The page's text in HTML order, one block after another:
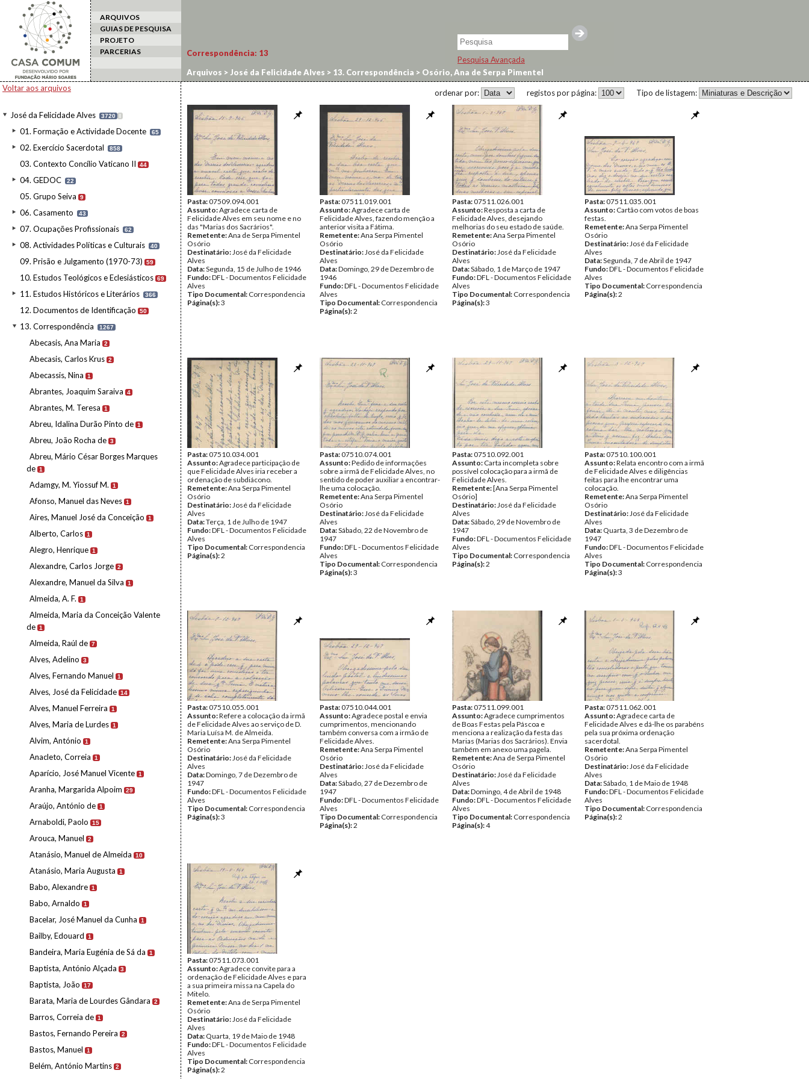
ARQUIVOS
GUIAS DE PESQUISA
PROJETO
PARCERIAS
Pesquisa Avançada
Voltar aos arquivos
José da Felicidade Alves 3720 I
01. Formação e Actividade Docente 65
02. Exercício Sacerdotal 858
03. Contexto Concílio Vaticano II 44
04. GEDOC 22
05. Grupo Seiva 9
06. Casamento 43
07. Ocupações Profissionais 62
08. Actividades Políticas e Culturais 40
09. Prisão e Julgamento (1970-73) 59
10. Estudos Teológicos e Eclesiásticos 69
11. Estudos Históricos e Literários 366
12. Documentos de Identificação 50
13. Correspondência 1267
Abecasis, Ana Maria 2
Abecasis, Carlos Krus 2
Abecassis, Nina 1
Abrantes, Joaquim Saraiva 4
Abrantes, M. Teresa 1
Abreu, Idalina Durão Pinto de 1
Abreu, João Rocha de 3
Abreu, Mário César Borges Marques
de 1
Adamgy, M. Yiossuf M. 1
Afonso, Manuel das Neves 1
Aires, Manuel José da Conceição 1
Alberto, Carlos 1
Alegro, Henrique 1
Alexandre, Carlos Jorge 2
Alexandre, Manuel da Silva 1
Almeida, A. F. 1
Almeida, Maria da Conceição Valente
de 1
Almeida, Raúl de 7
Alves, Adelino 3
Alves, Fernando Manuel 1
Alves, José da Felicidade 14
Alves, Manuel Ferreira 1
Alves, Maria de Lurdes 1
Alvim, António 1
Anacleto, Correia 1
Aparício, José Manuel Vicente 1
Aranha, Margarida Alpoim 29
Araújo, António de 1
Arnaboldi, Paolo 15
Arouca, Manuel 2
Atanásio, Manuel de Almeida 10
Atanásio, Maria Augusta 1
Babo, Alexandre 1
Babo, Arnaldo 1
Bacelar, José Manuel da Cunha 1
Bailby, Edouard 1
Bandeira, Maria Eugénia de Sá da 1
Baptista, António Alçada 3
Baptista, João 17
Barata, Maria de Lourdes Gândara 2
Barros, Correia de 1
Bastos, Fernando Pereira 2
Bastos, Manuel 1
Belém, António Martins 2
Correspondência: 13
Arquivos > José da Felicidade Alves > 13. Correspondência > Osório, Ana de Serpa Pimentel
Tipo de listagem:
registos por página:
ordenar por:
Pasta:07509.094.001
Assunto:Agradece carta de
Felicidade Alves em seu nome e no
das "Marias dos Sacrários".
Remetente:Ana de Serpa Pimentel
Osório
Destinatário:José da Felicidade
Alves
Data:Segunda, 15 de Julho de 1946
Fundo:DFL - Documentos Felicidade
Alves
Tipo Documental: Correspondencia
Página(s):3
Pasta:07511.019.001
Assunto:Agradece carta de
Felicidade Alves, fazendo menção a
anterior visita a Fátima.
Remetente:Ana Serpa Pimentel
Osório
Destinatário:José da Felicidade
Alves
Data:Domingo, 29 de Dezembro de
1946
Fundo:DFL - Documentos Felicidade
Alves
Tipo Documental: Correspondencia
Página(s):2
Pasta:07511.026.001
Assunto:Resposta a carta de
Felicidade Alves, desejando
melhorias do seu estado de saúde.
Remetente:Ana Serpa Pimentel
Osório
Destinatário:José da Felicidade
Alves
Data:Sábado, 1 de Março de 1947
Fundo:DFL - Documentos Felicidade
Alves
Tipo Documental: Correspondencia
Página(s):3
Pasta:07511.035.001
Assunto: Cartão com votos de boas
festas.
Remetente:Ana Serpa Pimentel
Osório
Destinatário:José da Felicidade
Alves
Data:Segunda, 7 de Abril de 1947
Fundo:DFL - Documentos Felicidade
Alves
Tipo Documental: Correspondencia
Página(s):2
Pasta:07510.034.001
Assunto:Agradece participação de
que Felicidade Alves iria receber a
ordenação de subdiácono.
Remetente:Ana Serpa Pimentel
Osório
Destinatário:José da Felicidade
Alves
Data:Terça, 1 de Julho de 1947
Fundo:DFL - Documentos Felicidade
Alves
Tipo Documental: Correspondencia
Página(s):2
Pasta:07510.074.001
Assunto:Pedido de informações
sobre a irmã de Felicidade Alves, no
sentido de poder auxiliar a encontrar-
lhe uma colocação.
Remetente:Ana Serpa Pimentel
Osório
Destinatário:José da Felicidade
Alves
Data:Sábado, 22 de Novembro de
1947
Fundo:DFL - Documentos Felicidade
Alves
Tipo Documental: Correspondencia
Página(s):3
Pasta:07510.092.001
Assunto: Carta incompleta sobre
possível colocação para a irmã de
Felicidade Alves.
Remetente:[Ana Serpa Pimentel
Osório]
Destinatário:José da Felicidade
Alves
Data:Sábado, 29 de Novembro de
1947
Fundo:DFL - Documentos Felicidade
Alves
Tipo Documental: Correspondencia
Página(s):2
Pasta:07510.100.001
Assunto:Relata encontro com a irmã
de Felicidade Alves e diligências
feitas para lhe encontrar uma
colocação.
Remetente:Ana Serpa Pimentel
Osório
Destinatário:José da Felicidade
Alves
Data: Quarta, 3 de Dezembro de
1947
Fundo:DFL - Documentos Felicidade
Alves
Tipo Documental: Correspondencia
Página(s):3
Pasta:07510.055.001
Assunto:Refere a colocação da irmã
de Felicidade Alves ao serviço de D.
Maria Luísa M. de Almeida.
Remetente:Ana Serpa Pimentel
Osório
Destinatário:José da Felicidade
Alves
Data:Domingo, 7 de Dezembro de
1947
Fundo:DFL - Documentos Felicidade
Alves
Tipo Documental: Correspondencia
Página(s):3
Pasta:07510.044.001
Assunto:Agradece postal e envia
cumprimentos, mencionando
também conversa com a irmão de
Felicidade Alves.
Remetente:Ana Serpa Pimentel
Osório
Destinatário:José da Felicidade
Alves
Data:Sábado, 27 de Dezembro de
1947
Fundo:DFL - Documentos Felicidade
Alves
Tipo Documental: Correspondencia
Página(s):2
Pasta:07511.099.001
Assunto:Agradece cumprimentos
de Boas Festas pela Páscoa e
menciona a realização da festa das
Marias (Marias dos Sacrários). Envia
também em anexo uma pagela.
Remetente:Ana de Serpa Pimentel
Osório
Destinatário:José da Felicidade
Alves
Data:Domingo, 4 de Abril de 1948
Fundo:DFL - Documentos Felicidade
Alves
Tipo Documental: Correspondencia
Página(s):4
Pasta:07511.062.001
Assunto:Agradece carta de
Felicidade Alves e dá-lhe os parabéns
pela sua próxima ordenação
sacerdotal.
Remetente:Ana Serpa Pimentel
Osório
Destinatário:José da Felicidade
Alves
Data:Sábado, 1 de Maio de 1948
Fundo:DFL - Documentos Felicidade
Alves
Tipo Documental: Correspondencia
Página(s):2
Pasta:07511.073.001
Assunto:Agradece convite para a
ordenação de Felicidade Alves e para
a sua primeira missa na Capela do
Mitelo.
Remetente:Ana de Serpa Pimentel
Osório
Destinatário:José da Felicidade
Alves
Data: Quarta, 19 de Maio de 1948
Fundo:DFL - Documentos Felicidade
Alves
Tipo Documental: Correspondencia
Página(s):2